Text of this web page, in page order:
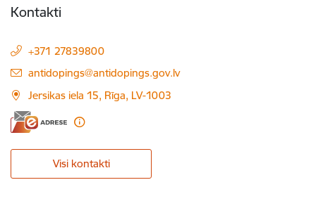
Kontakti
+371 27839800
E-pasts:
antidopings@antidopings.gov.lv
Jersikas iela 15, Rīga, LV-1003
Visi kontakti